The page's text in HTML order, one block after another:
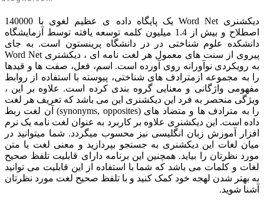
دیکشنری Word Net یک پایگاه داده ی عظیم لغوی با 140000
اصطلاح و بیش از 1.4 میلیون کلمه توسعه یافته توسط آزمایشگاه
علوم شناختی در در دانشگاه پرینستون است. به جای
پیروی از سنت های معمول هر لغت نامه ای ، دیکشنری Word Net
نوآورانه روی آورده است. اسم، فعل، صفت ها و قیدها
ازمترادف های شناختی، پیوسته با استفاده از روابط
واژگانی و معنایی گروه بندی کرده است. علاوه بر این ،
منحصر به فرد این دیکشنری این می باشد که تعریف هر لغت
را به مترادف ها و متضاد های (synonyms, opposites) آن لغت ربط
این دیکشنری علاوه بر کاربرد به عنوان لغت نامه یک نرم
آموزش زبان انگلیسی نیز محسوب میگردد. شما میتوانید در
این دیکشنری به جستجو بپردازید و معنی لغت یا متن
را بیاید. همچنین این برنامه دارای قابلیت تلفظ صحیح
کلمات می باشد که شما با استفاده از این قابلیت می توانید
شدن لهجه خود کمک کنید و با تلفظ صحیح لغت مورد نظرتان